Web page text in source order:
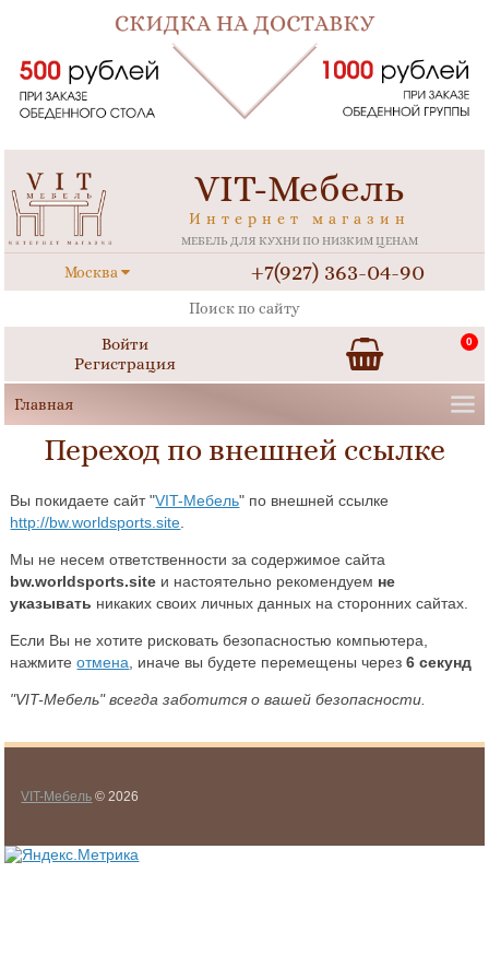
VIT-Мебель
Интернет магазин
МЕБЕЛЬ ДЛЯ КУХНИ ПО НИЗКИМ ЦЕНАМ
Москва +7(927) 363-04-90
Войти
Регистрация
0
Переход по внешней ссылке
Вы покидаете сайт "VIT-Мебель" по внешней ссылке
http://bw.worldsports.site
Мы не несем ответственности за содержимое сайта
bw.worldsports.site и настоятельно рекомендуем не
указывать никаких своих личных данных на сторонних сайтах.
Если Вы не хотите рисковать безопасностью компьютера,
нажмитеотмена , иначе вы будете перемещены через5 секунд
"VIT-Мебель" всегда заботится о вашей безопасности.
VIT-Мебель © 2026